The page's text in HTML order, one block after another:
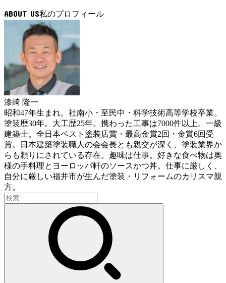
ABOUT US
漆﨑 隆一
昭和47年生まれ。社南小・至民中・科学技術高等学校卒業。
塗装歴30年。大工歴25年。携わった工事は7000件以上。一級
建築士。全日本ベスト塗装店賞・最高金賞2回・金賞6回受
賞。日本建築塗装職人の会会長とも親交が深く、塗装業界か
らも頼りにされている存在。趣味は仕事。好きな食べ物は奥
様の手料理とヨーロッパ軒のソースかつ丼。仕事に厳しく、
自分に厳しい福井市が生んだ塗装・リフォームのカリスマ親
方。
検
索: